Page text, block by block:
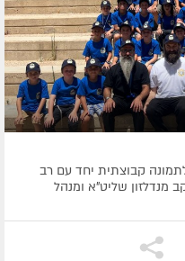
קבוצתית יחד עם רב
מנדלזון שליט"א ומנהל